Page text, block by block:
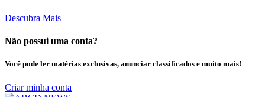
Descubra Mais
Não possui uma conta?
Você pode ler matérias exclusivas, anunciar classificados e muito mais!
Criar minha conta